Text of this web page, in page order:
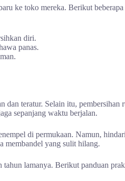
ke toko mereka. Berikut
diri.
panas.
teratur. Selain itu,
sepanjang waktu berjalan.
di permukaan. Namun,
membandel yang sulit hilang.
lamanya. Berikut panduan